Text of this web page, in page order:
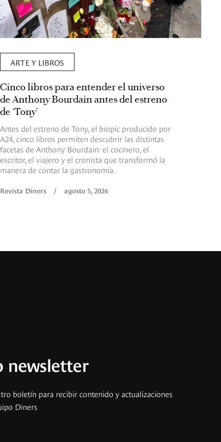
ARTE Y LIBROS
Cinco libros para entender el universo
de Anthony Bourdain antes del estreno
de ‘Tony’
Antes del estreno de Tony, el biopic producido por
A24, cinco libros permiten descubrir las distintas
facetas de Anthony Bourdain: el cocinero, el
escritor, el viajero y el cronista que transformó la
manera de contar la gastronomía.
Revista Diners / agosto 5, 2026
newsletter
boletín para recibir contenido y actualizaciones
Diners